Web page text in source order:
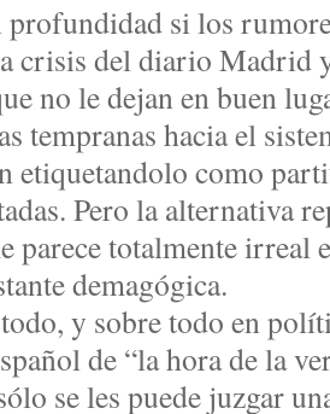
si los
crisis del diario Madrid
no le dejan en buen
tempranas hacia el
etiquetandolo como
Pero la alternativa
parece totalmente irreal
demagógica.
y sobre todo en
de “la hora de la
se les puede juzgar